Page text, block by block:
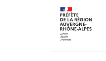
Panneau de gestion des